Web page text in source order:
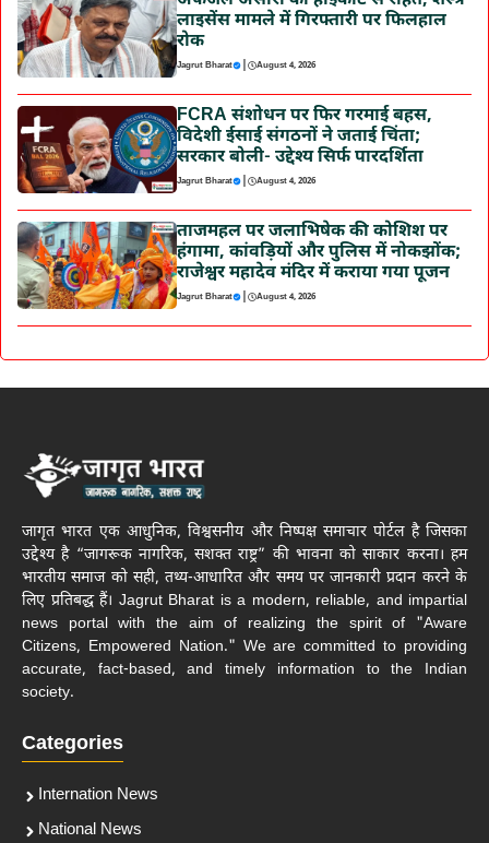
लाइसेंस मामले में गिरफ्तारी पर फिलहाल
रोक
Jagrut Bharat | August 4, 2026
FCRA संशोधन पर फिर गरमाई बहस,
विदेशी ईसाई संगठनों ने जताई चिंता;
सरकार बोली- उद्देश्य सिर्फ पारदर्शिता
Jagrut Bharat | August 4, 2026
ताजमहल पर जलाभिषेक की कोशिश पर
हंगामा, कांवड़ियों और पुलिस में नोकझोंक;
राजेश्वर महादेव मंदिर में कराया गया पूजन
Jagrut Bharat | August 4, 2026
जागृत भारत एक आधुनिक, विश्वसनीय और निष्पक्ष समाचार पोर्टल है जिसका
उद्देश्य है “जागरूक नागरिक, सशक्त राष्ट्र” की भावना को साकार करना। हम
भारतीय समाज को सही, तथ्य-आधारित और समय पर जानकारी प्रदान करने के
लिए प्रतिबद्ध हैं। Jagrut Bharat is a modern, reliable, and impartial
news portal with the aim of realizing the spirit of "Aware
Citizens, Empowered Nation." We are committed to providing
accurate, fact-based, and timely information to the Indian
society.
Categories
Internation News
National News